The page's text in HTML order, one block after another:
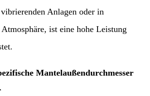
Anlagen oder in
ist eine hohe Leistung
Mantelaußendurchmesser